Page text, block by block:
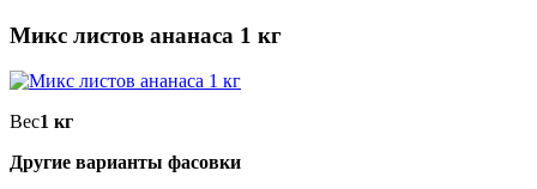
Микс листов ананаса 1 кг
Вес1 кг
Другие варианты фасовки